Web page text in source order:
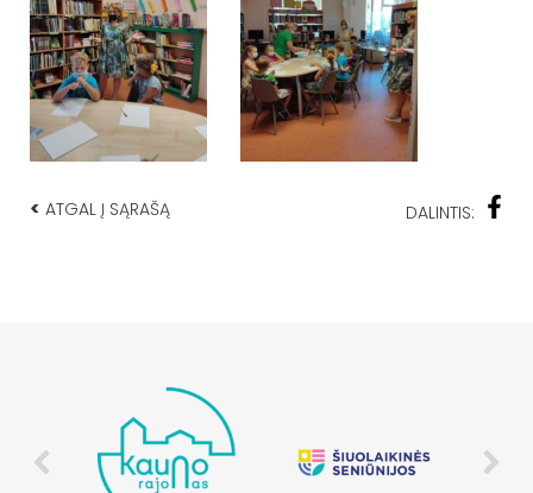
< ATGAL Į SĄRAŠĄ DALINTIS: